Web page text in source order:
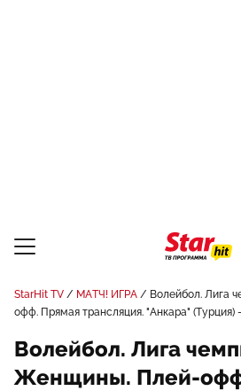
StarHit TV МАТЧ! ИГРА
Волейбол. Лига
офф. Прямая трансляция. "Анкара"
Волейбол. Лига
Женщины. Плей-